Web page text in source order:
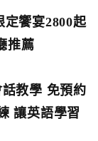
饗宴2800起
推薦
教學 免預約
讓英語學習